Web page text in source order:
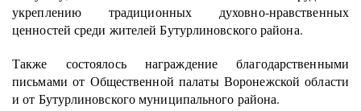
укреплению традиционных духовно-нравственных
ценностей среди жителей Бутурлиновского района.
Также состоялось награждение благодарственными
письмами от Общественной палаты Воронежской области
и от Бутурлиновского муниципального района.